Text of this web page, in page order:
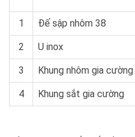
1 Đế sập nhôm 38
2 U inox
3 Khung nhôm gia cường
4 Khung sắt gia cường